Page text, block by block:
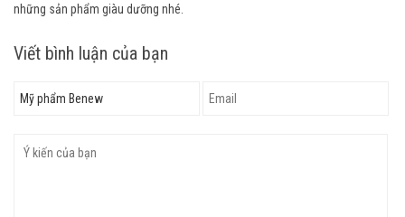
những sản phẩm giàu dưỡng nhé.
Viết bình luận của bạn